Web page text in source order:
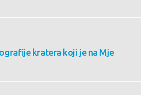
kratera koji je na Mje